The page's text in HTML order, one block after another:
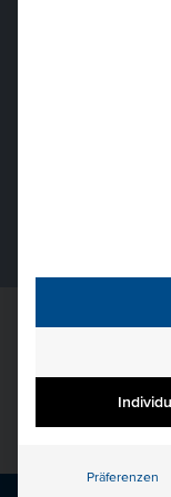
Präferenzen